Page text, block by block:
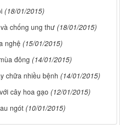
(18/01/2015)
chống ung thư (18/01/2015)
nghệ (15/01/2015)
đông (14/01/2015)
chữa nhiều bệnh (14/01/2015)
cây hoa gạo (12/01/2015)
ngót (10/01/2015)